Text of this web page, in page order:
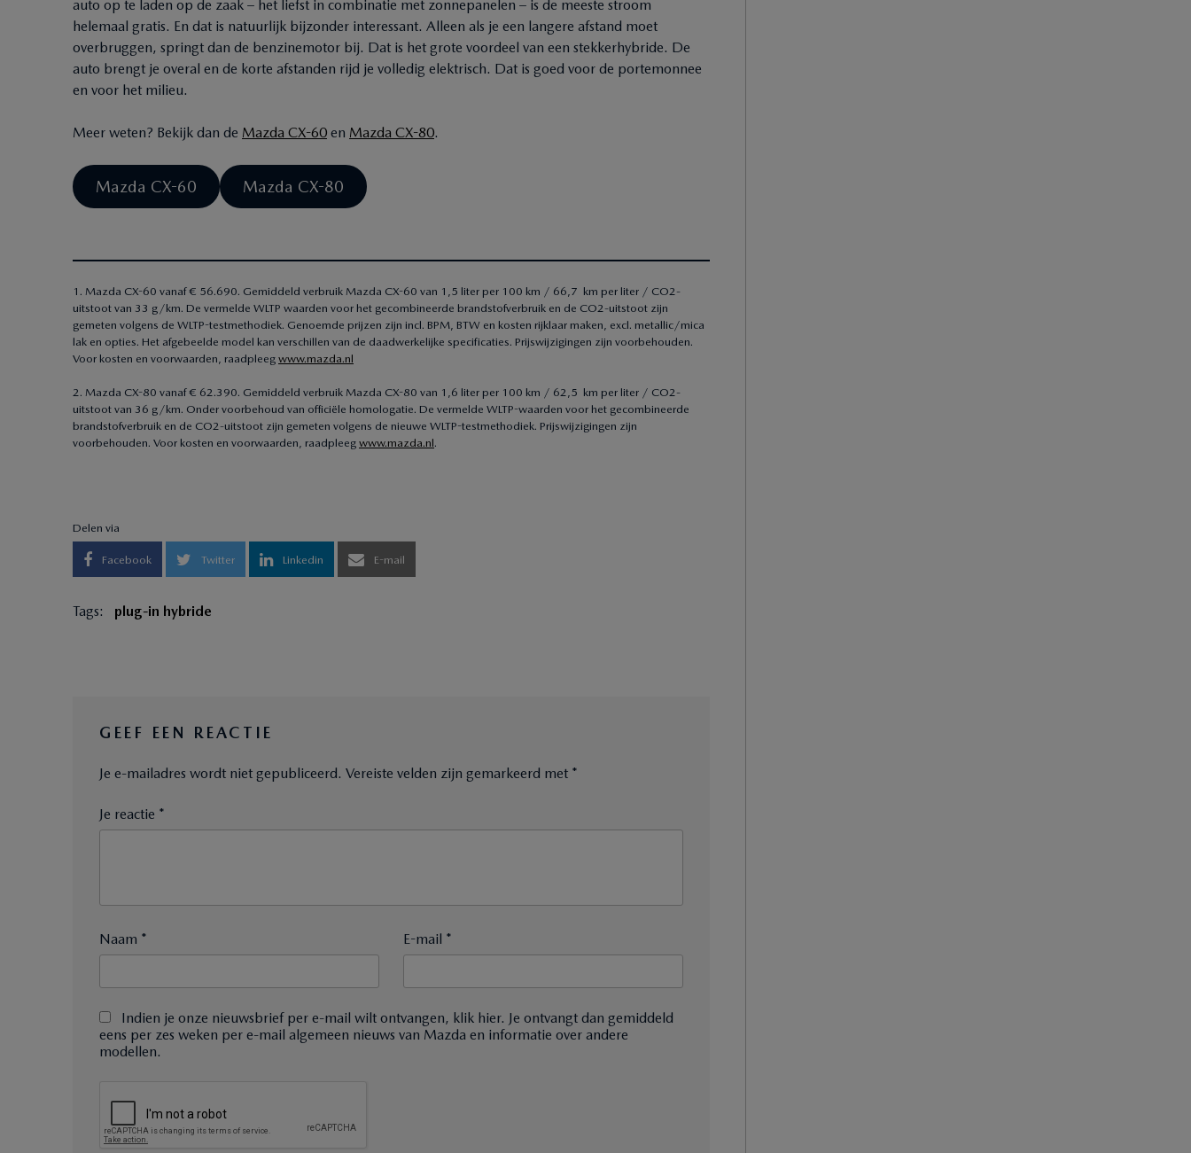
auto op te laden op de zaak – het liefst in combinatie met zonnepanelen – is de meeste stroom
helemaal gratis. En dat is natuurlijk bijzonder interessant. Alleen als je een langere afstand moet
overbruggen, springt dan de benzinemotor bij. Dat is het grote voordeel van een stekkerhybride. De
auto brengt je overal en de korte afstanden rijd je volledig elektrisch. Dat is goed voor de portemonnee
en voor het milieu.
Meer weten? Bekijk dan de Mazda CX-60 en Mazda CX-80.
Mazda CX-60 Mazda CX-80
1. Mazda CX-60 vanaf € 56.690. Gemiddeld verbruik Mazda CX-60 van 1,5 liter per 100 km / 66,7 km per liter / CO2-
uitstoot van 33 g/km. De vermelde WLTP waarden voor het gecombineerde brandstofverbruik en de CO2-uitstoot zijn
gemeten volgens de WLTP-testmethodiek. Genoemde prijzen zijn incl. BPM, BTW en kosten rijklaar maken, excl. metallic/mica
lak en opties. Het afgebeelde model kan verschillen van de daadwerkelijke specificaties. Prijswijzigingen zijn voorbehouden.
Voor kosten en voorwaarden, raadpleeg www.mazda.nl
2. Mazda CX-80 vanaf € 62.390. Gemiddeld verbruik Mazda CX-80 van 1,6 liter per 100 km / 62,5 km per liter / CO2-
uitstoot van 36 g/km. Onder voorbehoud van officiële homologatie. De vermelde WLTP-waarden voor het gecombineerde
brandstofverbruik en de CO2-uitstoot zijn gemeten volgens de nieuwe WLTP-testmethodiek. Prijswijzigingen zijn
voorbehouden. Voor kosten en voorwaarden, raadpleeg www.mazda.nl.
Delen via
Facebook Twitter Linkedin E-mail
Tags: plug-in hybride
GEEF EEN REACTIE
Je e-mailadres wordt niet gepubliceerd. Vereiste velden zijn gemarkeerd met *
Je reactie *
Naam * E-mail *
Indien je onze nieuwsbrief per e-mail wilt ontvangen, klik hier. Je ontvangt dan gemiddeld
eens per zes weken per e-mail algemeen nieuws van Mazda en informatie over andere
modellen.